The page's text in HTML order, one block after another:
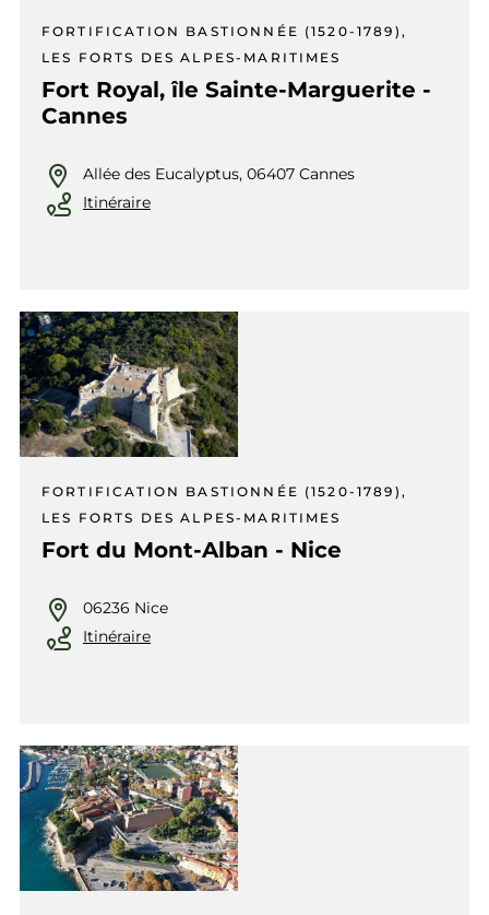
FORTIFICATION BASTIONNÉE (1520-1789),
LES FORTS DES ALPES-MARITIMES
Fort Royal, île Sainte-Marguerite -
Cannes
Allée des Eucalyptus, 06407 Cannes
Itinéraire
FORTIFICATION BASTIONNÉE (1520-1789),
LES FORTS DES ALPES-MARITIMES
Fort du Mont-Alban - Nice
06236 Nice
Itinéraire